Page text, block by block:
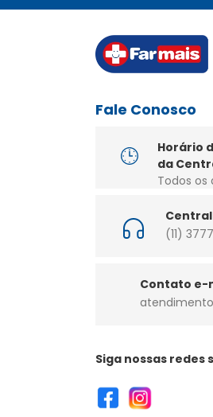
Fale Conosco
Horário
da
Todos os
(11)
Contato e-
Siga nossas redes